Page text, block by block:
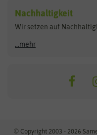
Heizmatte & Heizkabel
Kokos-Quelltabletten
Zimmergewächshaus
Carl Pabst
Florissa
Flortis
Franchi Sementi
Nachhaltigkeit
Wir setzen auf
...mehr
© Copyright 2003 - 2026